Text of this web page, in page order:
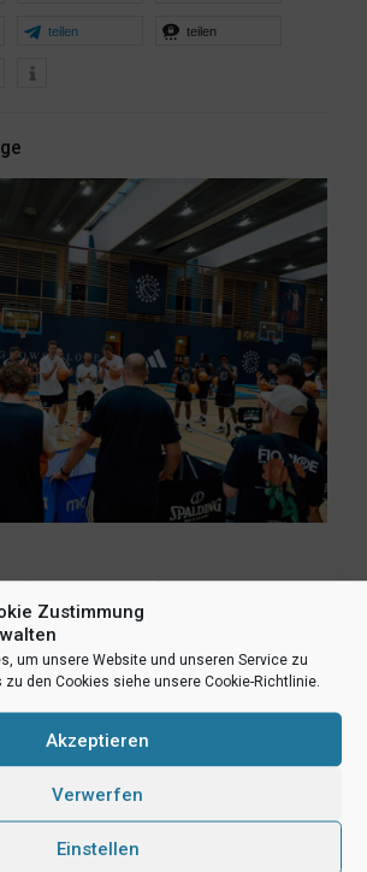
Zustimmung
um unsere Website und unseren Service zu
zu den Cookies siehe unsere Cookie-Richtlinie.
Akzeptieren
Verwerfen
Einstellen
teilen teilen
Lernen von den NBA-Stars Franz